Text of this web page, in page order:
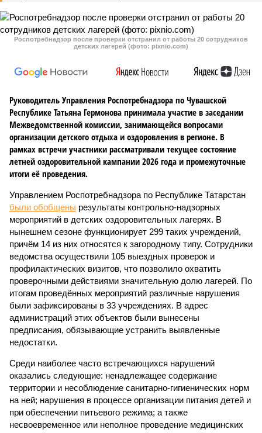
Роспотребнадзор после проверки отстранил от работы 20 сотрудников
детских лагерей (фото: pixnio.com)
Руководитель Управления Роспотребнадзора по Чувашской
Республике Татьяна Гермонова принимала участие в заседании
Межведомственной комиссии, занимающейся вопросами
организации детского отдыха и оздоровления в регионе. В
рамках встречи участники рассматривали текущее состояние
летней оздоровительной кампании 2026 года и промежуточные
итоги её проведения.
Управлением Роспотребнадзора по Республике Татарстан
были обобщены результаты контрольно-надзорных
мероприятий в детских оздоровительных лагерях. В
нынешнем сезоне функционирует 299 таких учреждений,
причём 14 из них относятся к загородному типу. Сотрудники
ведомства осуществили 105 выездных проверок и
профилактических визитов, что позволило охватить
проверочными действиями значительную долю лагерей. По
итогам проведённых мероприятий различные нарушения
были зафиксированы в 33 учреждениях. В адрес
администраций этих объектов были вынесены
предписания, обязывающие устранить выявленные
недостатки.
Среди наиболее часто встречающихся нарушений
оказались следующие: ненадлежащее содержание
территории и несоблюдение санитарно-гигиенических норм
на ней; нарушения в процессе организации питания детей и
при обеспечении питьевого режима; а также
несвоевременное или неполное проведение медицинских